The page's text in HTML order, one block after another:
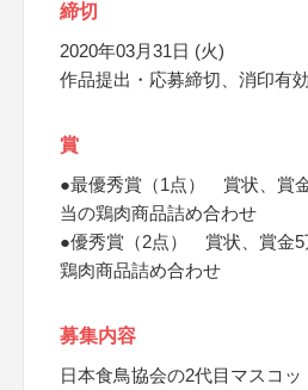
締切
2020年03月31日 (火)
作品提出・応募締切、消印有効
賞
●最優秀賞（1点） 賞状、賞
当の鶏肉商品詰め合わせ
●優秀賞（2点） 賞状、賞金5
鶏肉商品詰め合わせ
募集内容
日本食鳥協会の2代目マスコ